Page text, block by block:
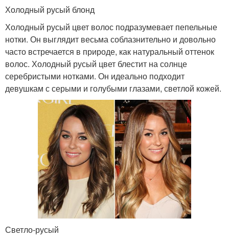
Холодный русый блонд
Холодный русый цвет волос подразумевает пепельные
нотки. Он выглядит весьма соблазнительно и довольно
часто встречается в природе, как натуральный оттенок
волос. Холодный русый цвет блестит на солнце
серебристыми нотками. Он идеально подходит
девушкам с серыми и голубыми глазами, светлой кожей.
Светло-русый